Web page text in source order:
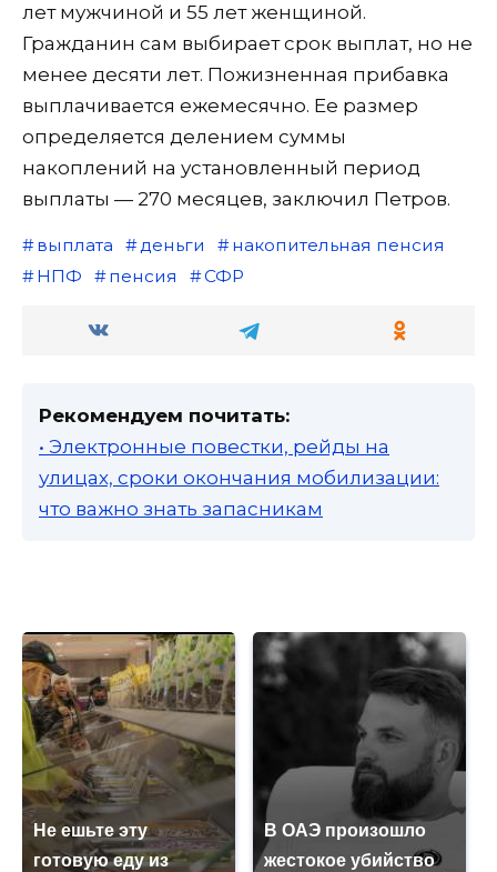
лет мужчиной и 55 лет женщиной.
Гражданин сам выбирает срок выплат, но не
менее десяти лет. Пожизненная прибавка
выплачивается ежемесячно. Ее размер
определяется делением суммы
накоплений на установленный период
выплаты — 270 месяцев, заключил Петров.
выплата деньги
накопительная пенсия
НПФ
пенсия СФР
Рекомендуем почитать:
• Электронные повестки, рейды на
улицах, сроки окончания мобилизации:
что важно знать запасникам
Не ешьте эту
готовую еду из
В ОАЭ произошло
жестокое убийство